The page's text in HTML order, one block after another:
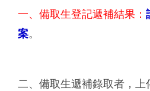
一、備取生登記遞補結果：
案。
二、備取生遞補錄取者，上